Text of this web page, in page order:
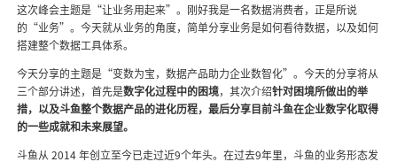
这次峰会主题是“让业务用起来”。刚好我是一名数据消费者，正是所说
的“业务”。今天就从业务的角度，简单分享业务是如何看待数据，以及如何
搭建整个数据工具体系。
今天分享的主题是“变数为宝，数据产品助力企业数智化”。今天的分享将从
三个部分讲述，首先是数字化过程中的困境，其次介绍针对困境所做出的举
措，以及斗鱼整个数据产品的进化历程，最后分享目前斗鱼在企业数字化取得
的一些成就和未来展望。
斗鱼从 2014 年创立至今已走过近9个年头。在过去9年里，斗鱼的业务形态发